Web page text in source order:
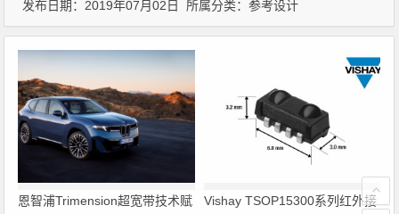
发布日期：2019年07月02日 所属分类：参考设计
恩智浦Trimension超宽带技术赋
Vishay TSOP15300系列红外接